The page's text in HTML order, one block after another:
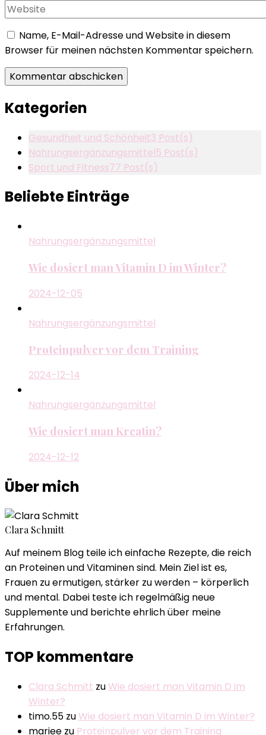
Name, E-Mail-Adresse und Website in diesem
Browser für meinen nächsten Kommentar speichern.
Kategorien
Gesundheit und Schönheit3 Post(s)
Nahrungsergänzungsmittel5 Post(s)
Sport und Fitness77 Post(s)
Beliebte Einträge
Nahrungsergänzungsmittel
Wie dosiert man Vitamin D im Winter?
2024-12-05
Nahrungsergänzungsmittel
Proteinpulver vor dem Training
2024-12-14
Nahrungsergänzungsmittel
Wie dosiert man Kreatin?
2024-12-12
Über mich
Clara Schmitt
Auf meinem Blog teile ich einfache Rezepte, die reich
an Proteinen und Vitaminen sind. Mein Ziel ist es,
Frauen zu ermutigen, stärker zu werden – körperlich
und mental. Dabei teste ich regelmäßig neue
Supplemente und berichte ehrlich über meine
Erfahrungen.
TOP kommentare
Clara Schmitt zuWie dosiert man Vitamin D im
Winter?
timo.55 zuWie dosiert man Vitamin D im Winter?
mariee zu Proteinpulver vor dem Training